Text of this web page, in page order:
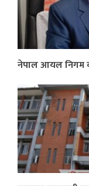
नेपाल आयल निगम